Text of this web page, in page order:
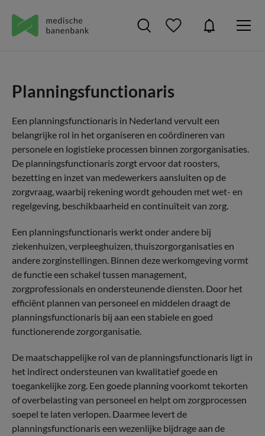
Planningsfunctionaris
Een planningsfunctionaris in Nederland vervult een
belangrijke rol in het organiseren en coördineren van
personele en logistieke processen binnen zorgorganisaties.
De planningsfunctionaris zorgt ervoor dat roosters,
bezetting en inzet van medewerkers aansluiten op de
zorgvraag, waarbij rekening wordt gehouden met wet- en
regelgeving, beschikbaarheid en continuïteit van zorg.
Een planningsfunctionaris werkt onder andere bij
ziekenhuizen, verpleeghuizen, thuiszorgorganisaties en
andere zorginstellingen. Binnen deze werkomgeving vormt
de functie een schakel tussen management,
zorgprofessionals en ondersteunende diensten. Door het
efficiënt plannen van personeel en middelen draagt de
planningsfunctionaris bij aan een stabiele en goed
functionerende zorgorganisatie.
De maatschappelijke rol van de planningsfunctionaris ligt in
het indirect ondersteunen van kwalitatief goede en
toegankelijke zorg. Een goede planning voorkomt tekorten
of overbelasting van personeel en helpt om zorgprocessen
soepel te laten verlopen. Daarmee levert de
planningsfunctionaris een wezenlijke bijdrage aan de